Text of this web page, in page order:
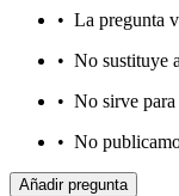
• La pregunta
• No sustituye
• No sirve
• No
Añadir pregunta